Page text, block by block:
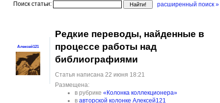
Поиск статьи: расширенный поиск »
Алексей121
Редкие переводы, найденные в
процессе работы над
библиографиями
Статья написана 22 июня 18:21
Размещена:
в рубрике «Колонка коллекционера»
в авторской колонке Алексей121